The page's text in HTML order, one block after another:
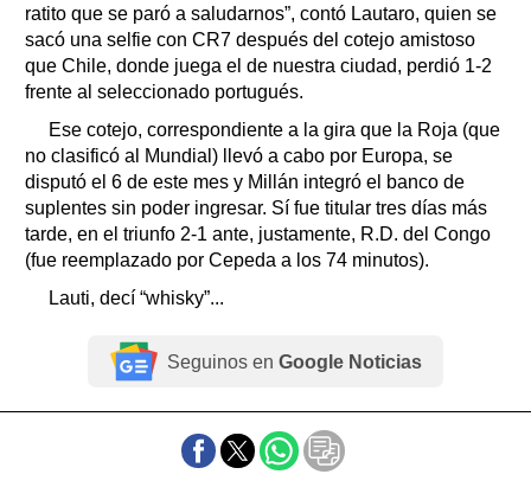
ratito que se paró a saludarnos”, contó Lautaro, quien se
sacó una selfie con CR7 después del cotejo amistoso
que Chile, donde juega el de nuestra ciudad, perdió 1-2
frente al seleccionado portugués.
Ese cotejo, correspondiente a la gira que la Roja (que
no clasificó al Mundial) llevó a cabo por Europa, se
disputó el 6 de este mes y Millán integró el banco de
suplentes sin poder ingresar. Sí fue titular tres días más
tarde, en el triunfo 2-1 ante, justamente, R.D. del Congo
(fue reemplazado por Cepeda a los 74 minutos).
Lauti, decí “whisky”...
Seguinos en Google Noticias